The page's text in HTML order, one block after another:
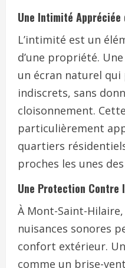
Une Intimité
L’intimité est un
d’une propriété.
un écran naturel
indiscrets, sans
cloisonnement.
particulièrement
quartiers
proches les unes
Une Protection Contre
À Mont-Saint-
nuisances sonores
confort extérieur.
comme un brise-